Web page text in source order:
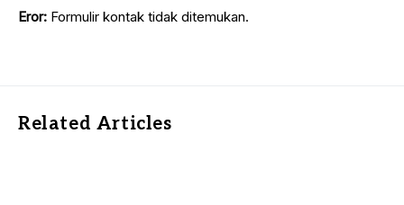
Eror: Formulir kontak tidak ditemukan.
Related Articles